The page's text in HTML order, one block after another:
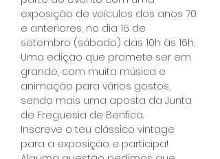
exposição de veículos dos anos 70
e anteriores, no dia 16 de
setembro (sábado) das 10h às 16h.
Uma edição que promete ser em
grande, com muita música e
animação para vários gostos,
sendo mais uma aposta da Junta
de Freguesia de Benfica.
Inscreve o teu clássico vintage
para a exposição e participa!